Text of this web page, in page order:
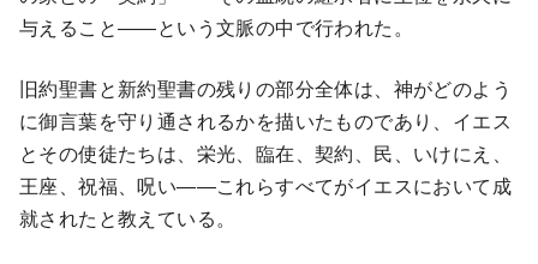
与えること――という文脈の中で行われた。
旧約聖書と新約聖書の残りの部分全体は、神がどのよう
に御言葉を守り通されるかを描いたものであり、イエス
とその使徒たちは、栄光、臨在、契約、民、いけにえ、
王座、祝福、呪い――これらすべてがイエスにおいて成
就されたと教えている。